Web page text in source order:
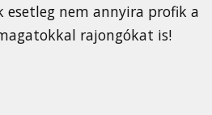
esetleg nem annyira profik a
rajongókat is!